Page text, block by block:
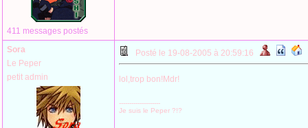
411 messages postés
Sora
Le Peper
petit admin
Posté le 19-08-2005 à 20:59:16
lol,trop bon!Mdr!
--------------------
Je suis le Peper ?!?